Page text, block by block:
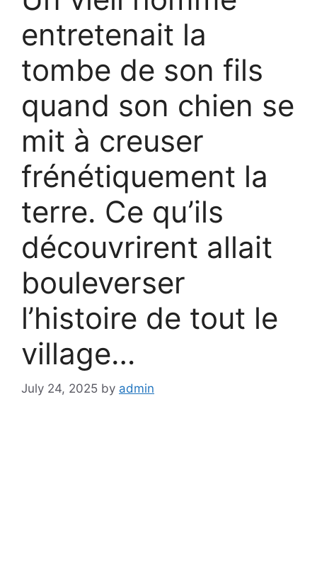
entretenait la
tombe de son fils
quand son chien se
mit à creuser
frénétiquement la
terre. Ce qu’ils
découvrirent allait
bouleverser
l’histoire de tout le
village…
July 24, 2025 by admin